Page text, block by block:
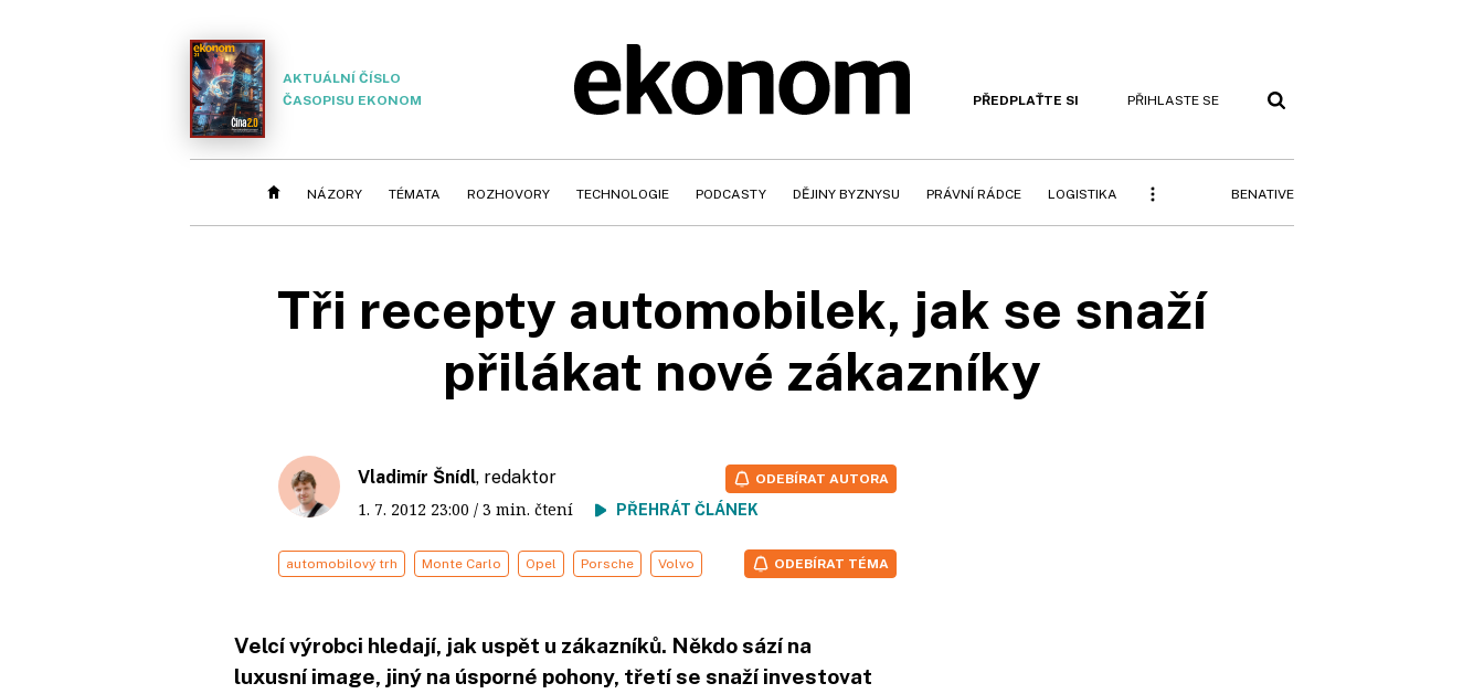
AKTUÁLNÍ ČÍSLO
ČASOPISU EKONOM
PŘEDPLAŤTE SI PŘIHLASTE SE
NÁZORY TÉMATA ROZHOVORY TECHNOLOGIE PODCASTY DĚJINY BYZNYSU PRÁVNÍ RÁDCE LOGISTIKA BENATIVE
Tři recepty automobilek, jak se snaží
přilákat nové zákazníky
Vladimír Šnídl, redaktor
1. 7. 2012 23:00 / 3 min. čtení PŘEHRÁT ČLÁNEK
ODEBÍRAT AUTORA
automobilový trh Monte Carlo Opel Porsche Volvo ODEBÍRAT TÉMA
Velcí výrobci hledají, jak uspět u zákazníků. Někdo sází na
luxusní image, jiný na úsporné pohony, třetí se snaží investovat